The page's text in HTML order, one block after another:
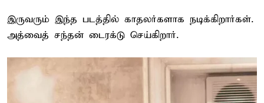
இருவரும் இந்த படத்தில் காதலர்களாக நடிக்கிறார்கள்.
அத்வைத் சந்தன் டைரக்டு செய்கிறார்.